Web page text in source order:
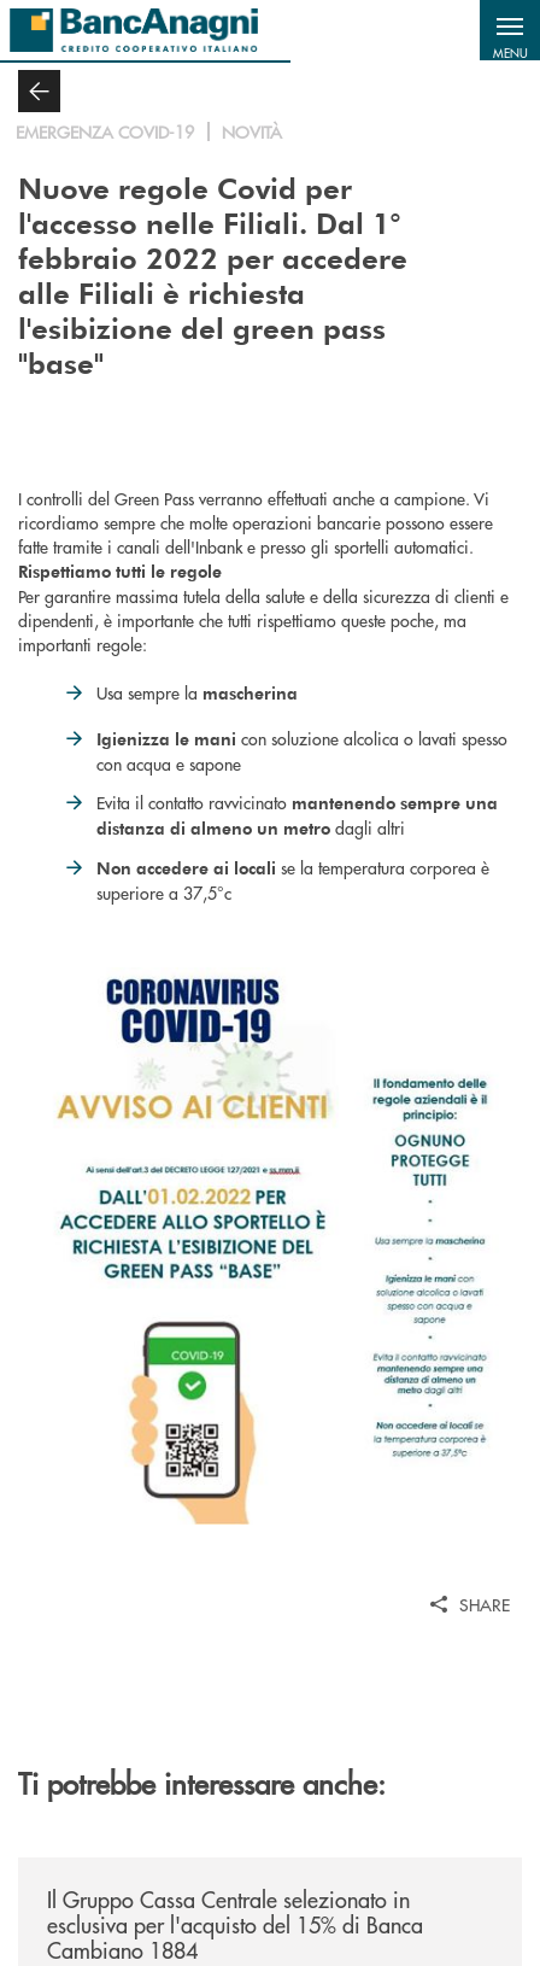
Salta al contenuto principale
MENU
EMERGENZA COVID-19 NOVITÀ
Nuove regole Covid per
l'accesso nelle Filiali. Dal 1°
febbraio 2022 per accedere
alle Filiali è richiesta
l'esibizione del green pass
"base"
I controlli del Green Pass verranno effettuati anche a campione. Vi
ricordiamo sempre che molte operazioni bancarie possono essere
fatte tramite i canali dell'Inbank e presso gli sportelli automatici.
Rispettiamo tutti le regole
Per garantire massima tutela della salute e della sicurezza di clienti e
dipendenti, è importante che tutti rispettiamo queste poche, ma
importanti regole:
Usa sempre la mascherina
Igienizza le mani con soluzione alcolica o lavati spesso
con acqua e sapone
Evita il contatto ravvicinato mantenendo sempre una
distanza di almeno un metro dagli altri
Non accedere ai locali se la temperatura corporea è
superiore a 37,5°c
SHARE
Ti potrebbe interessare anche:
Il Gruppo Cassa Centrale selezionato in
esclusiva per l'acquisto del 15% di Banca
Cambiano 1884